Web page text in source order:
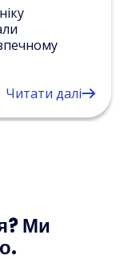
Читати далі
Ми